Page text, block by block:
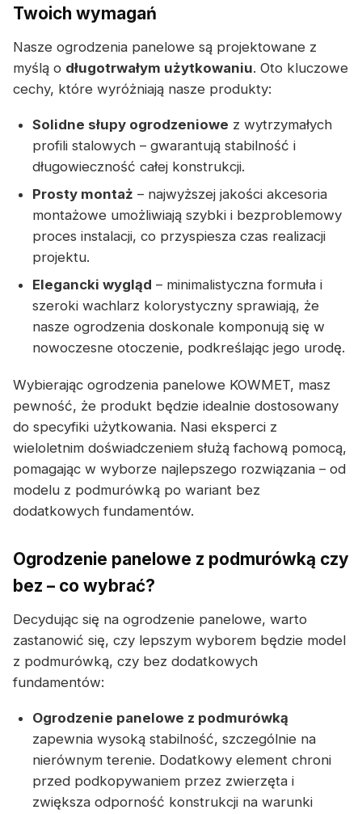
Twoich wymagań
Nasze ogrodzenia panelowe są projektowane z
myślą o długotrwałym użytkowaniu. Oto kluczowe
cechy, które wyróżniają nasze produkty:
Solidne słupy ogrodzeniowe z wytrzymałych
profili stalowych – gwarantują stabilność i
długowieczność całej konstrukcji.
Prosty montaż – najwyższej jakości akcesoria
montażowe umożliwiają szybki i bezproblemowy
proces instalacji, co przyspiesza czas realizacji
projektu.
Elegancki wygląd – minimalistyczna formuła i
szeroki wachlarz kolorystyczny sprawiają, że
nasze ogrodzenia doskonale komponują się w
nowoczesne otoczenie, podkreślając jego urodę.
Wybierając ogrodzenia panelowe KOWMET, masz
pewność, że produkt będzie idealnie dostosowany
do specyfiki użytkowania. Nasi eksperci z
wieloletnim doświadczeniem służą fachową pomocą,
pomagając w wyborze najlepszego rozwiązania – od
modelu z podmurówką po wariant bez
dodatkowych fundamentów.
Ogrodzenie panelowe z podmurówką czy
bez – co wybrać?
Decydując się na ogrodzenie panelowe, warto
zastanowić się, czy lepszym wyborem będzie model
z podmurówką, czy bez dodatkowych
fundamentów:
Ogrodzenie panelowe z podmurówką
zapewnia wysoką stabilność, szczególnie na
nierównym terenie. Dodatkowy element chroni
przed podkopywaniem przez zwierzęta i
zwiększa odporność konstrukcji na warunki